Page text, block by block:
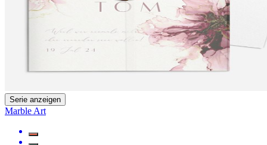
Serie anzeigen
Marble Art